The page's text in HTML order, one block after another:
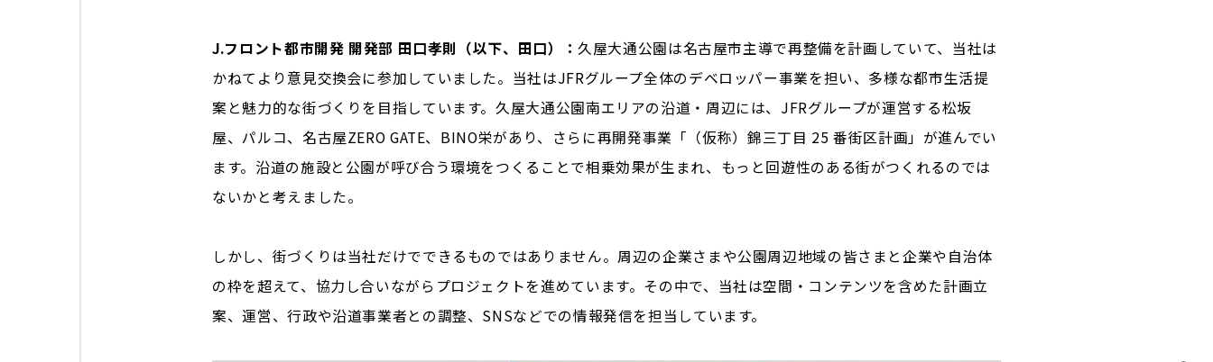
J.フロント都市開発 開発部 田口孝則（以下、田口）：久屋大通公園は名古屋市主導で再整備を計画していて、当社は
かねてより意見交換会に参加していました。当社はJFRグループ全体のデベロッパー事業を担い、多様な都市生活提
案と魅力的な街づくりを目指しています。久屋大通公園南エリアの沿道・周辺には、JFRグループが運営する松坂
屋、パルコ、名古屋ZERO GATE、BINO栄があり、さらに再開発事業「（仮称）錦三丁目 25 番街区計画」が進んでい
ます。沿道の施設と公園が呼び合う環境をつくることで相乗効果が生まれ、もっと回遊性のある街がつくれるのでは
ないかと考えました。
しかし、街づくりは当社だけでできるものではありません。周辺の企業さまや公園周辺地域の皆さまと企業や自治体
の枠を超えて、協力し合いながらプロジェクトを進めています。その中で、当社は空間・ コンテンツを含めた計画立
案、運営、行政や沿道事業者との調整、SNSなどでの情報発信を担当しています。